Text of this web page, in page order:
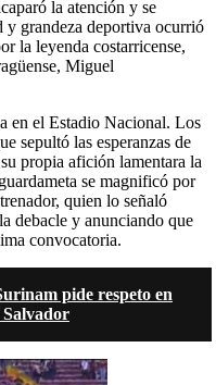
la atención y se
grandeza deportiva ocurrió
la leyenda costarricense,
Miguel
en el Estadio Nacional. Los
sepultó las esperanzas de
propia afición lamentara la
se magnificó por
quien lo señaló
debacle y anunciando que
convocatoria.
pide respeto en
Salvador